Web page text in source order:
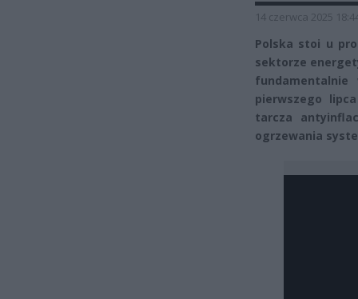
14 czerwca 2025
Polska stoi u
sektorze
pierwszego
tarcza
ogrzewania